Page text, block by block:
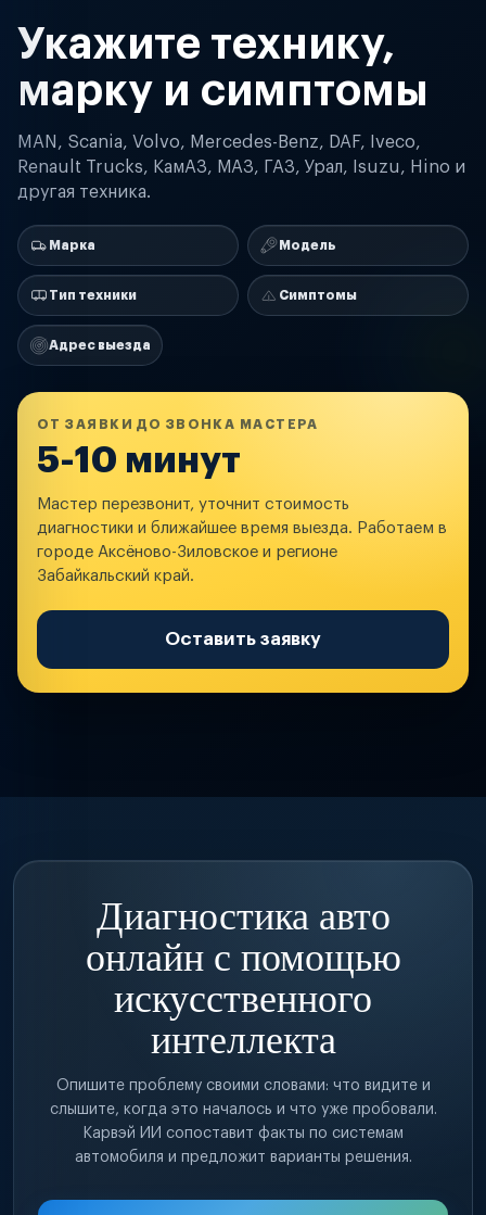
Укажите технику,
марку и симптомы
MAN, Scania, Volvo, Mercedes-Benz, DAF, Iveco,
Renault Trucks, КамАЗ, МАЗ, ГАЗ, Урал, Isuzu, Hino и
другая техника.
Марка Модель
Тип техники Симптомы
Адрес выезда
ОТ ЗАЯВКИ ДО ЗВОНКА МАСТЕРА
5-10 минут
Мастер перезвонит, уточнит стоимость
диагностики и ближайшее время выезда. Работаем в
городе Аксёново-Зиловское и регионе
Забайкальский край.
Оставить заявку
Диагностика авто
онлайн с помощью
искусственного
интеллекта
Опишите проблему своими словами: что видите и
слышите, когда это началось и что уже пробовали.
Карвэй ИИ сопоставит факты по системам
автомобиля и предложит варианты решения.